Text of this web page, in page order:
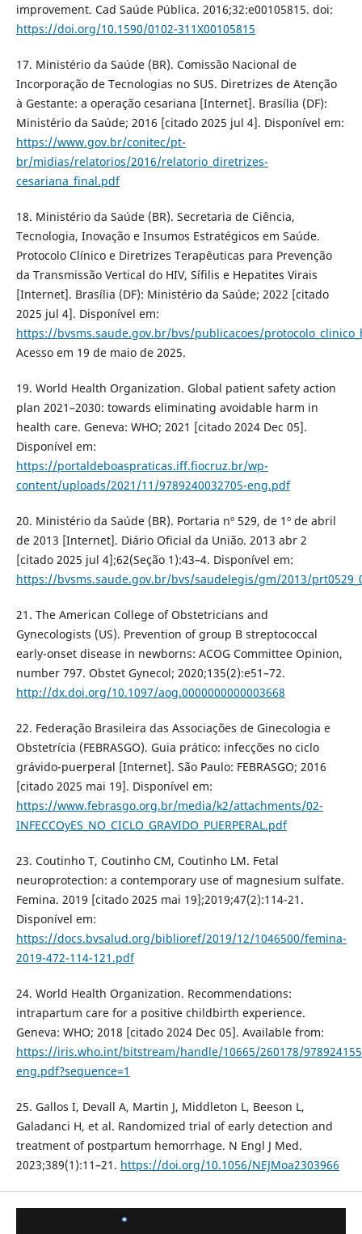
improvement. Cad Saúde Pública. 2016;32:e00105815. doi:
https://doi.org/10.1590/0102-311X00105815
17. Ministério da Saúde (BR). Comissão Nacional de
Incorporação de Tecnologias no SUS. Diretrizes de Atenção
à Gestante: a operação cesariana [Internet]. Brasília (DF):
Ministério da Saúde; 2016 [citado 2025 jul 4]. Disponível em:
https://www.gov.br/conitec/pt-
br/midias/relatorios/2016/relatorio_diretrizes-
cesariana_final.pdf
18. Ministério da Saúde (BR). Secretaria de Ciência,
Tecnologia, Inovação e Insumos Estratégicos em Saúde.
Protocolo Clínico e Diretrizes Terapêuticas para Prevenção
da Transmissão Vertical do HIV, Sífilis e Hepatites Virais
[Internet]. Brasília (DF): Ministério da Saúde; 2022 [citado
2025 jul 4]. Disponível em:
https://bvsms.saude.gov.br/bvs/publicacoes/
Acesso em 19 de maio de 2025.
19. World Health Organization. Global patient safety action
plan 2021–2030: towards eliminating avoidable harm in
health care. Geneva: WHO; 2021 [citado 2024 Dec 05].
Disponível em:
https://portaldeboaspraticas.iff.fiocruz.br/wp-
content/uploads/2021/11/9789240032705-eng.pdf
20. Ministério da Saúde (BR). Portaria nº 529, de 1º de abril
de 2013 [Internet]. Diário Oficial da União. 2013 abr 2
[citado 2025 jul 4];62(Seção 1):43–4. Disponível em:
https://bvsms.saude.gov.br/bvs/saudelegis/gm/2013/
21. The American College of Obstetricians and
Gynecologists (US). Prevention of group B streptococcal
early-onset disease in newborns: ACOG Committee Opinion,
number 797. Obstet Gynecol; 2020;135(2):e51–72.
http://dx.doi.org/10.1097/aog.0000000000003668
22. Federação Brasileira das Associações de Ginecologia e
Obstetrícia (FEBRASGO). Guia prático: infecções no ciclo
grávido-puerperal [Internet]. São Paulo: FEBRASGO; 2016
[citado 2025 mai 19]. Disponível em:
https://www.febrasgo.org.br/media/k2/attachments/02-
INFECCOyES_NO_CICLO_GRAVIDO_PUERPERAL.pdf
23. Coutinho T, Coutinho CM, Coutinho LM. Fetal
neuroprotection: a contemporary use of magnesium sulfate.
Femina. 2019 [citado 2025 mai 19];2019;47(2):114-21.
Disponível em:
https://docs.bvsalud.org/biblioref/2019/12/1046500/femina-
2019-472-114-121.pdf
24. World Health Organization. Recommendations:
intrapartum care for a positive childbirth experience.
Geneva: WHO; 2018 [citado 2024 Dec 05]. Available from:
https://iris.who.int/bitstream/handle/10665/260178/
eng.pdf?sequence=1
25. Gallos I, Devall A, Martin J, Middleton L, Beeson L,
Galadanci H, et al. Randomized trial of early detection and
treatment of postpartum hemorrhage. N Engl J Med.
2023;389(1):11–21. https://doi.org/10.1056/NEJMoa2303966